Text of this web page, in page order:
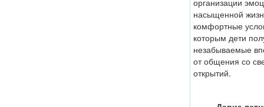
насыщенной
комфортные
которым дети
незабываемые
от общения со
открытий.